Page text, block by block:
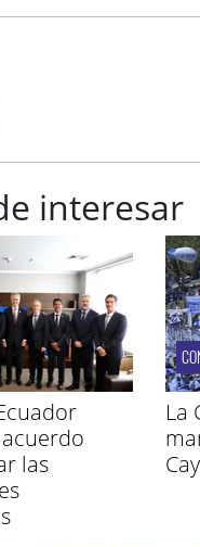
interesar
las
La